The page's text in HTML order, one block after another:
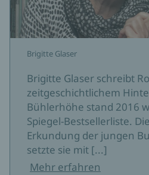
Brigitte Glaser
Brigitte Glaser schreibt
zeitgeschichtlichem
Bühlerhöhe stand 2016
Spiegel-Bestsellerliste.
Erkundung der jungen
setzte sie mit [...]
Mehr erfahren